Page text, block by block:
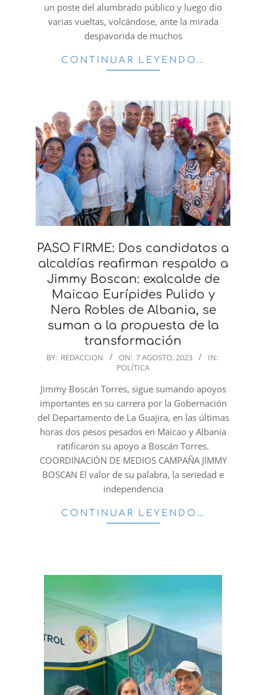
un poste del alumbrado público y luego dio
varias vueltas, volcándose, ante la mirada
despavorida de muchos
CONTINUAR LEYENDO…
PASO FIRME: Dos candidatos a
alcaldías reafirman respaldo a
Jimmy Boscan: exalcalde de
Maicao Eurípides Pulido y
Nera Robles de Albania, se
suman a la propuesta de la
transformación
2023-
07
BY: REDACCION ON: 7 AGOSTO, 2023
IN:
POLÍTICA
Jimmy Boscán Torres, sigue sumando apoyos
importantes en su carrera por la Gobernación
del Departamento de La Guajira, en las últimas
horas dos pesos pesados en Maicao y Albania
ratificaron su apoyo a Boscán Torres.
COORDINACIÓN DE MEDIOS CAMPAÑA JIMMY
BOSCAN El valor de su palabra, la seriedad e
independencia
CONTINUAR LEYENDO…